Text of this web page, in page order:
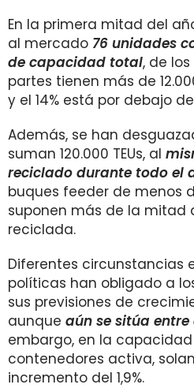
En la primera mitad del
al mercado 76 unidades
de capacidad total, de
partes tienen más de
y el 14% está por debajo de
Además, se han
suman 120.000 TEUs, al
reciclado durante todo el
buques feeder de menos
suponen más de la mitad
reciclada.
Diferentes circunstancias
políticas han obligado a
sus previsiones de
aunque aún se sitúa entre
embargo, en la
contenedores activa,
incremento del 1,9%.